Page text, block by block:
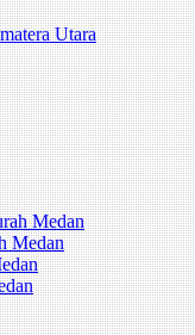
Utara
Medan
Medan